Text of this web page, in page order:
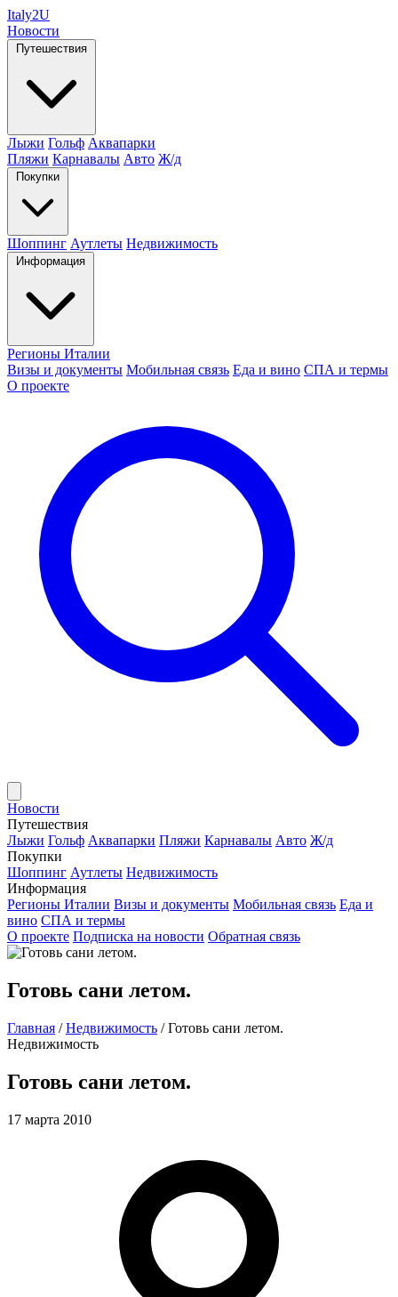
Italy2U
Новости
Путешествия
Лыжи Гольф Аквапарки
Пляжи Карнавалы Авто Ж/д
Покупки
Шоппинг Аутлеты Недвижимость
Информация
Регионы Италии
Визы и документы Мобильная связь Еда и вино СПА и термы
О проекте
Новости
Путешествия
Лыжи Гольф Аквапарки Пляжи Карнавалы Авто Ж/д
Покупки
Шоппинг Аутлеты Недвижимость
Информация
Регионы Италии Визы и документы Мобильная связь Еда и
вино СПА и термы
О проекте Подписка на новости Обратная связь
Готовь сани летом.
Главная / Недвижимость / Готовь сани летом.
Недвижимость
Готовь сани летом.
17 марта 2010